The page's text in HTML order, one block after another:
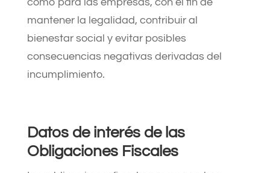
mantener la legalidad, contribuir al
bienestar social y evitar posibles
consecuencias negativas derivadas del
incumplimiento.
Datos de interés de las
Obligaciones Fiscales